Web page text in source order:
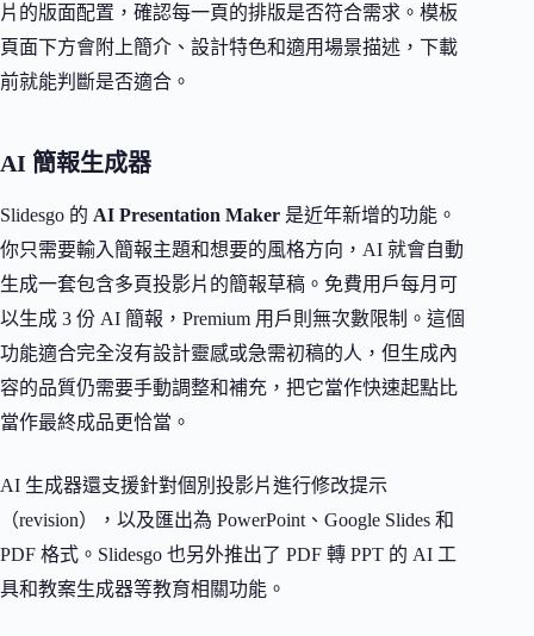
片的版面配置，確認每一頁的排版是否符合需求。模板
頁面下方會附上簡介、設計特色和適用場景描述，下載
前就能判斷是否適合。
AI 簡報生成器
Slidesgo 的 AI Presentation Maker 是近年新增的功能。
你只需要輸入簡報主題和想要的風格方向，AI 就會自動
生成一套包含多頁投影片的簡報草稿。免費用戶每月可
以生成 3 份 AI 簡報，Premium 用戶則無次數限制。這個
功能適合完全沒有設計靈感或急需初稿的人，但生成內
容的品質仍需要手動調整和補充，把它當作快速起點比
當作最終成品更恰當。
AI 生成器還支援針對個別投影片進行修改提示
（revision），以及匯出為 PowerPoint、Google Slides 和
PDF 格式。Slidesgo 也另外推出了 PDF 轉 PPT 的 AI 工
具和教案生成器等教育相關功能。